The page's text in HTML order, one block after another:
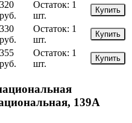
320
руб.
Остаток: 1
шт.
Купить
330
руб.
Остаток: 1
шт.
Купить
355
руб.
Остаток: 1
шт.
Купить
139А